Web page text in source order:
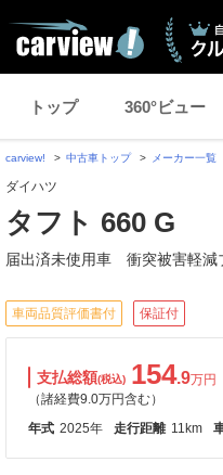
トップ 360°ビュー
carview! 中古車トップ メーカー一覧
ダイハツ
タフト 660 G
届出済未使用車 衝突被害軽減
車両品質評価書付 保証付
支払総額(税込) 154.9万円
（諸経費9.0万円含む）
年式 2025年 走行距離 11km